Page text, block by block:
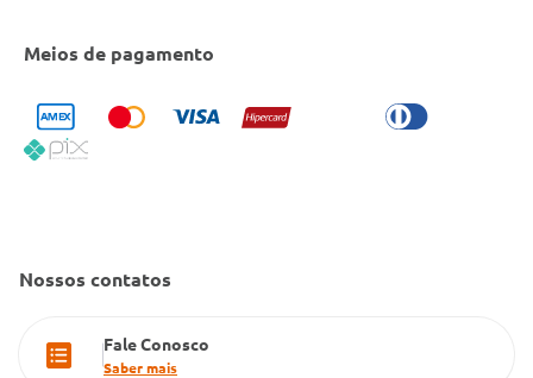
Cobre Oferta
Código de Conduta
Política de Reembolso
Bulário Anvisa
Condeclin
Convênio Conlife
Cartão Grupo Conde
Meios de pagamento
Nossos contatos
Fale Conosco
Saber mais